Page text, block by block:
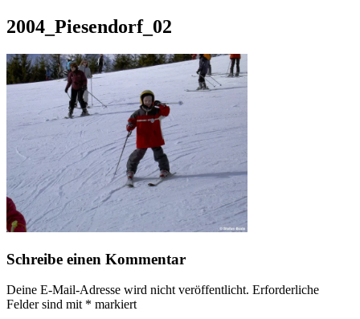
2004_Piesendorf_02
Schreibe einen Kommentar
Deine E-Mail-Adresse wird nicht veröffentlicht. Erforderliche
Felder sind mit * markiert